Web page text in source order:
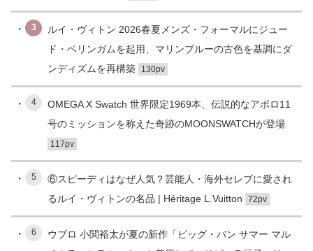
3
ルイ・ヴィトン 2026春夏メンズ・フォーマルにジュー
ド・ベリンガムを起用、マリンブルーの古色を基調にダ
ンディズムを再構築
130pv
4
OMEGA X Swatch 世界限定1969本、伝説的なアポロ11
号のミッションを称えた奇跡のMOONSWATCHが登場
117pv
5
⑥スピーディはなぜ人気？芸能人・海外セレブに愛され
るルイ・ヴィトンの名品 | Héritage L.Vuitton
72pv
6
ウブロ 小関裕太が夏の新作「ビッグ・バン サマー マル